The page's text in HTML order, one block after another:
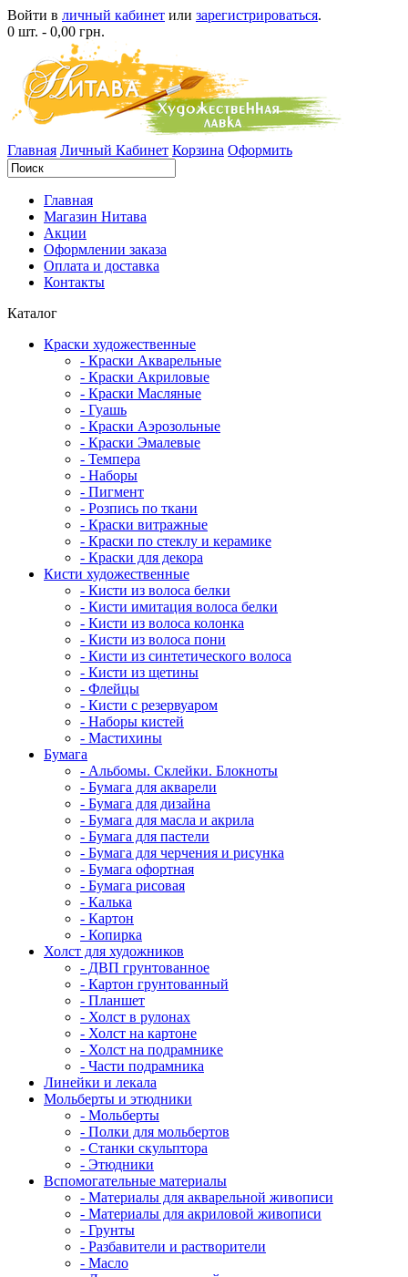
Войти в личный кабинет или зарегистрироваться.
0 шт. - 0,00 грн.
Главная Личный Кабинет Корзина Оформить
Главная
Магазин Нитава
Акции
Оформлении заказа
Оплата и доставка
Контакты
Каталог
Краски художественные
- Краски Акварельные
- Краски Акриловые
- Краски Масляные
- Гуашь
- Краски Аэрозольные
- Краски Эмалевые
- Темпера
- Наборы
- Пигмент
- Розпись по ткани
- Краски витражные
- Краски по стеклу и керамике
- Краски для декора
Кисти художественные
- Кисти из волоса белки
- Кисти имитация волоса белки
- Кисти из волоса колонка
- Кисти из волоса пони
- Кисти из синтетического волоса
- Кисти из щетины
- Флейцы
- Кисти с резервуаром
- Наборы кистей
- Мастихины
Бумага
- Альбомы. Склейки. Блокноты
- Бумага для акварели
- Бумага для дизайна
- Бумага для масла и акрила
- Бумага для пастели
- Бумага для черчения и рисунка
- Бумага офортная
- Бумага рисовая
- Калька
- Картон
- Копирка
Холст для художников
- ДВП грунтованное
- Картон грунтованный
- Планшет
- Холст в рулонах
- Холст на картоне
- Холст на подрамнике
- Части подрамника
Линейки и лекала
Мольберты и этюдники
- Мольберты
- Полки для мольбертов
- Станки скульптора
- Этюдники
Вспомогательные материалы
- Материалы для акварельной живописи
- Материалы для акриловой живописи
- Грунты
- Разбавители и растворители
- Масло